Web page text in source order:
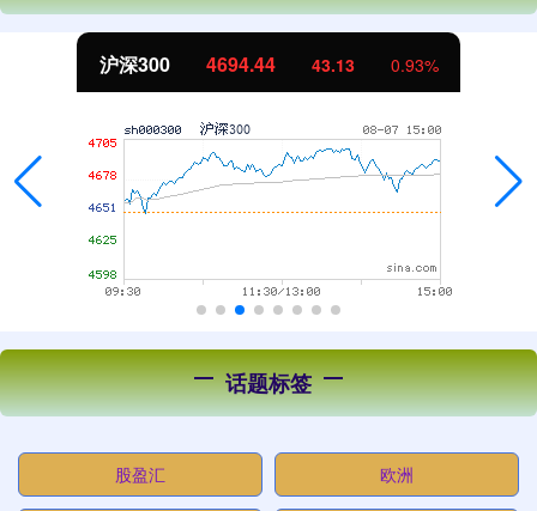
沪深300 4694.44 43.13 0.93%
话题标签
股盈汇 欧洲